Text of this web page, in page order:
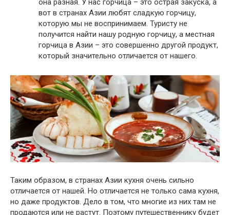
она разная. У нас горчица – это острая закуска, а
вот в странах Азии любят сладкую горчицу,
которую мы не воспринимаем. Туристу не
получится найти нашу родную горчицу, а местная
горчица в Азии – это совершенно другой продукт,
который значительно отличается от нашего.
Таким образом, в странах Азии кухня очень сильно
отличается от нашей. Но отличается не только сама кухня,
но даже продуктов. Дело в том, что многие из них там не
продаются или не растут. Поэтому путешественнику будет